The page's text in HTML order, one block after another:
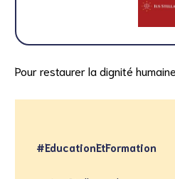
Pour restaurer la dignité humaine
#EducationEtFormation